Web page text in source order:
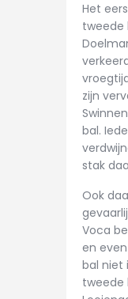
Het
tweede
zijn
bal.
stak
Ook
Voca
en
bal niet
tweede